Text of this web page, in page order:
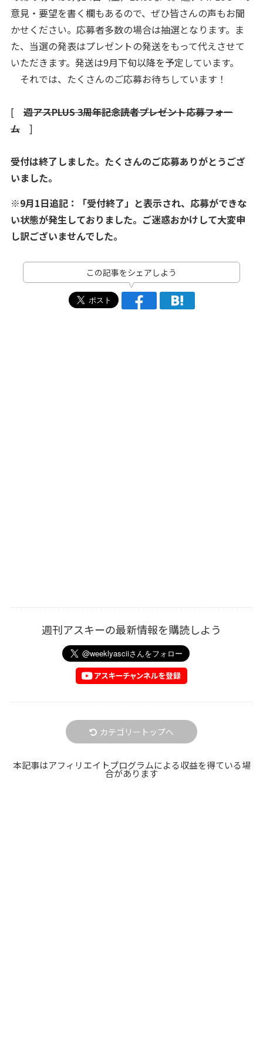
意見・要望を書く欄もあるので、ぜひ皆さんの声もお聞
かせください。応募者多数の場合は抽選となります。ま
た、当選の発表はプレゼントの発送をもって代えさせて
いただきます。発送は9月下旬以降を予定しています。
それでは、たくさんのご応募お待ちしています！
[ 週アスPLUS 3周年記念読者プレゼント応募フォー
ム]
受付は終了しました。たくさんのご応募ありがとうござ
いました。
※9月1日追記：「受付終了」と表示され、応募ができな
い状態が発生しておりました。ご迷惑おかけして大変申
し訳ございませんでした。
この記事をシェアしよう
週刊アスキーの最新情報を購読しよう
カテゴリートップへ
本記事はアフィリエイトプログラムによる収益を得ている場
合があります